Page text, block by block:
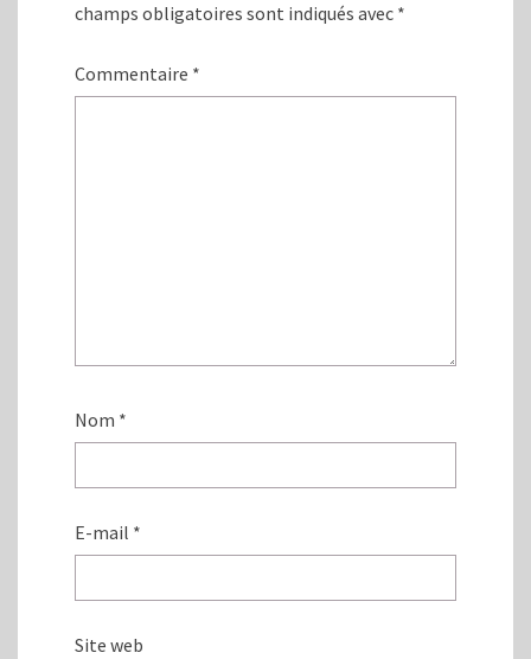
n
r
e
)
e
r
e
champs obligatoires sont indiqués avec *
Commentaire *
Nom *
E-mail *
Site web